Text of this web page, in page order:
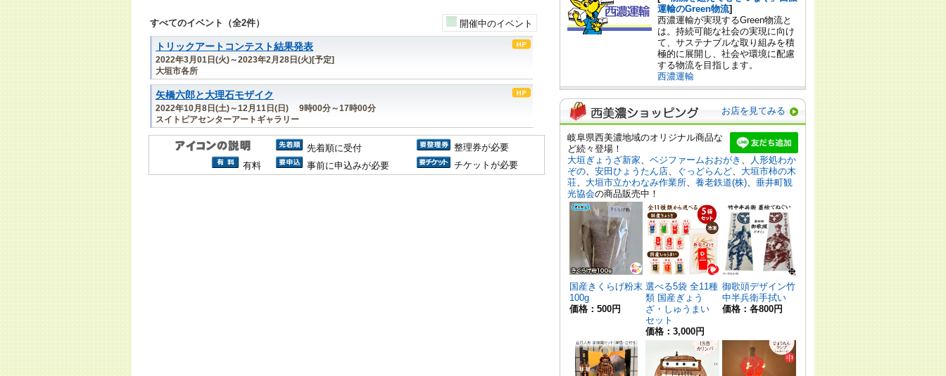
すべてのイベント（全2件） 開催中のイベント
トリックアートコンテスト結果発表
2022年3月01日(火)～2023年2月28日(火)[予定]
大垣市各所
矢橋六郎と大理石モザイク
2022年10月8日(土)～12月11日(日) 9時00分～17時00分
スイトピアセンターアートギャラリー
先着順に受付
整理券が必要
有料
事前に申込みが必要 チケットが必要